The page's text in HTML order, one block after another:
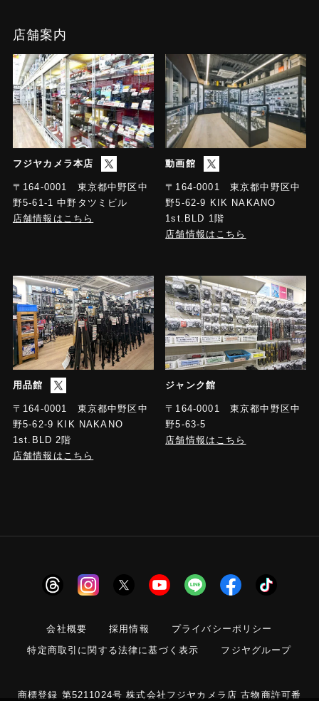
店舗案内
フジヤカメラ本店
〒164-0001 東京都中野区中
野5-61-1 中野タツミビル
店舗情報はこちら
動画館
〒164-0001 東京都中野区中
野5-62-9 KIK NAKANO
1st.BLD 1階
店舗情報はこちら
用品館
〒164-0001 東京都中野区中
野5-62-9 KIK NAKANO
1st.BLD 2階
店舗情報はこちら
ジャンク館
〒164-0001 東京都中野区中
野5-63-5
店舗情報はこちら
会社概要 採用情報
プライバシーポリシー
特定商取引に関する法律に基づく表示
フジヤグループ
商標登録 第5211024号 株式会社フジヤカメラ店 古物商許可番